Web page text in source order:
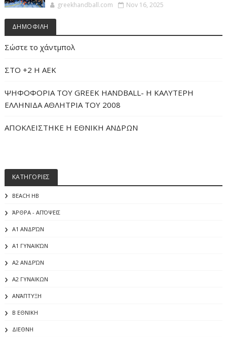
greekhandball.com Nov 16, 2025
ΔΗΜΟΦΙΛΗ
Σώστε το χάντμπολ
ΣΤΟ +2 Η ΑΕΚ
ΨΗΦΟΦΟΡΙΑ ΤΟΥ GREEK HANDBALL- H ΚΑΛΥΤΕΡΗ
ΕΛΛΗΝΙΔΑ ΑΘΛΗΤΡΙΑ ΤΟΥ 2008
ΑΠΟΚΛΕΙΣΤΗΚΕ Η ΕΘΝΙΚΗ ΑΝΔΡΩΝ
ΚΑΤΗΓΟΡΙΕΣ
BEACH HB
ΆΡΘΡΑ - ΑΠΌΨΕΙΣ
Α1 ΑΝΔΡΏΝ
Α1 ΓΥΝΑΙΚΏΝ
Α2 ΑΝΔΡΏΝ
Α2 ΓΥΝΑΙΚΩΝ
ΑΝΆΠΤΥΞΗ
Β ΕΘΝΙΚΗ
ΔΙΕΘΝΗ